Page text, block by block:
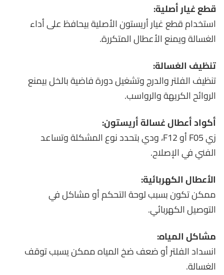
قطع غيار أصلية:
استخدام قطع غيار أريستون الأصلية بيحافظ على أداء
الغسالة ويمنع الأعطال المتكررة.
تنظيف الغسالة:
تنظيف الفلتر والدرج وتشغيل دورة فاضية بالخل بيمنع
الروائح الكريهة والرواسب.
أكواد أعطال غسالة أريستون:
زي F05 أو F12، ودي بتحدد نوع المشكلة وتساعد
الفني في الإصلاح.
الأعطال الكهربائية:
ممكن تكون بسبب لوحة التحكم أو مشاكل في
التوصيل الكهربائي.
مشاكل المياه:
انسداد الفلتر أو ضعف ضخ المياه ممكن يسبب توقف
الغسالة.